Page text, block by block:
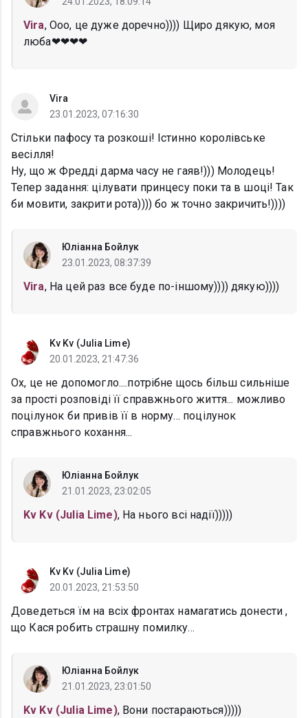
Vira, Ооо, це дуже доречно)))) Щиро дякую, моя
люба❤❤❤❤
Vira
23.01.2023, 07:16:30
Стільки пафосу та розкоші! Істинно королівське
весілля!
Ну, що ж Фредді дарма часу не гаяв!))) Молодець!
Тепер задання: цілувати принцесу поки та в шоці! Так
би мовити, закрити рота)))) бо ж точно закричить!))))
Юліанна Бойлук
23.01.2023, 08:37:39
Vira, На цей раз все буде по-іншому)))) дякую))))
Kv Kv (Julia Lime)
20.01.2023, 21:47:36
Ох, це не допомогло....потрібне щось більш сильніше
за прості розповіді її справжнього життя... можливо
поцілунок би привів її в норму... поцілунок
справжнього кохання...
Юліанна Бойлук
21.01.2023, 23:02:05
Kv Kv (Julia Lime), На нього всі надії)))))
Kv Kv (Julia Lime)
20.01.2023, 21:53:50
Доведеться їм на всіх фронтах намагатись донести ,
що Кася робить страшну помилку...
Юліанна Бойлук
21.01.2023, 23:01:50
Kv Kv (Julia Lime), Вони постараються)))))